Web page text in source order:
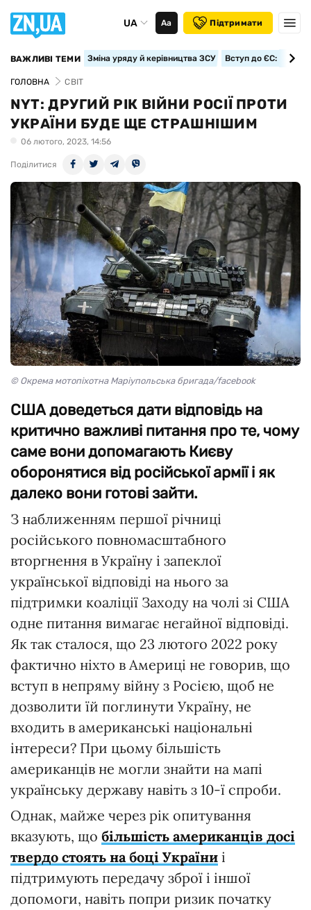
UA Аа Підтримати
ВАЖЛИВІ ТЕМИ Зміна уряду й керівництва ЗСУ Вступ до ЄС:
ГОЛОВНА СВІТ
NYT: ДРУГИЙ РІК ВІЙНИ РОСІЇ ПРОТИ
УКРАЇНИ БУДЕ ЩЕ СТРАШНІШИМ
06 лютого, 2023, 14:56
Поділитися
© Окрема мотопіхотна Маріупольська бригада/facebook
США доведеться дати відповідь на
критично важливі питання про те, чому
саме вони допомагають Києву
оборонятися від російської армії і як
далеко вони готові зайти.
З наближенням першої річниці
російського повномасштабного
вторгнення в Україну і запеклої
української відповіді на нього за
підтримки коаліції Заходу на чолі зі США
одне питання вимагає негайної відповіді.
Як так сталося, що 23 лютого 2022 року
фактично ніхто в Америці не говорив, що
вступ в непряму війну з Росією, щоб не
дозволити їй поглинути Україну, не
входить в американські національні
інтереси? При цьому більшість
американців не могли знайти на мапі
українську державу навіть з 10-ї спроби.
Однак, майже через рік опитування
вказують, що більшість американців досі
твердо стоять на боці України і
підтримують передачу зброї і іншої
допомоги, навіть попри ризик початку